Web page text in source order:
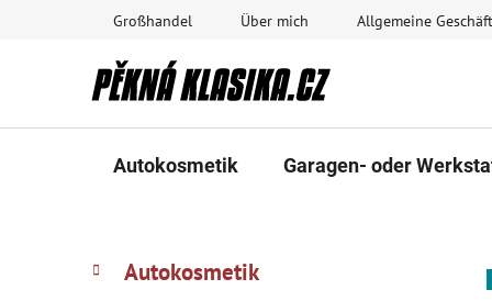
Großhandel Über mich Allgemeine
Autokosmetik Garagen- oder
SKategorien
überspringen
K
a
Autokosmetik